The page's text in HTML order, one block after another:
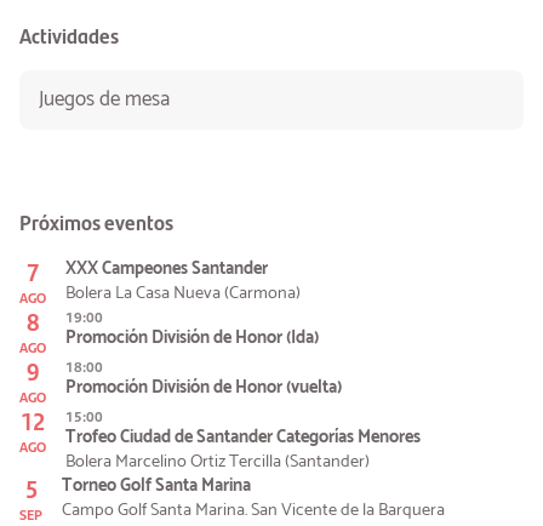
Actividades
Juegos de mesa
Próximos eventos
7
AGO
XXX Campeones Santander
Bolera La Casa Nueva (Carmona)
8
AGO
19:00
Promoción División de Honor (Ida)
9
AGO
18:00
Promoción División de Honor (vuelta)
12
AGO
15:00
Trofeo Ciudad de Santander Categorías Menores
Bolera Marcelino Ortiz Tercilla (Santander)
5
SEP
Torneo Golf Santa Marina
Campo Golf Santa Marina. San Vicente de la Barquera